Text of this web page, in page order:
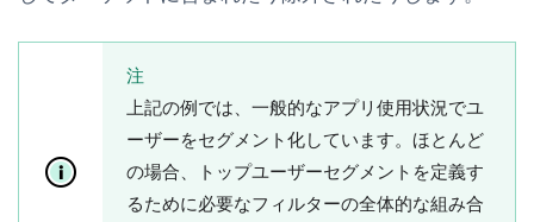
注
上記の例では、一般的なアプリ使用状況でユ
ーザーをセグメント化しています。ほとんど
の場合、トップユーザーセグメントを定義す
るために必要なフィルターの全体的な組み合